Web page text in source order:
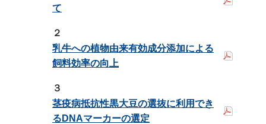
て
２
乳牛への植物由来有効成分添加による
飼料効率の向上
３
茎疫病抵抗性黒大豆の選抜に利用でき
るDNAマーカーの選定